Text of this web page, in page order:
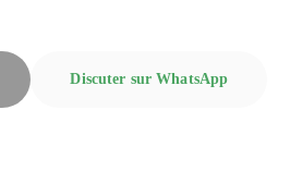
Discuter sur WhatsApp